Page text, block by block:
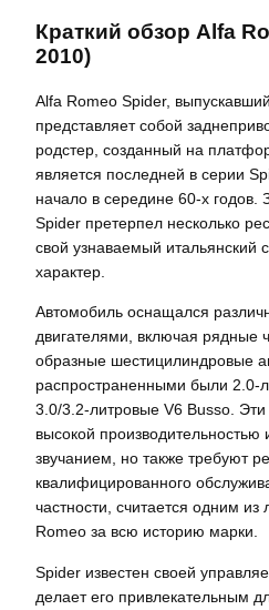
Краткий обзор Alfa
2010)
Alfa Romeo Spider,
представляет собой
родстер, созданный на
является последней в серии
начало в середине 60-х годов.
Spider претерпел несколько
свой узнаваемый итальянский
характер.
Автомобиль оснащался
двигателями, включая рядные
образные шестицилиндровые
распространенными были 2.0-
3.0/3.2-литровые V6 Busso. Эти
высокой
звучанием, но также требуют
квалифицированного
частности, считается одним из
Romeo за всю историю марки.
Spider известен своей
делает его привлекательным